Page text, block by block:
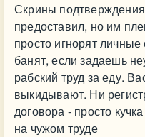
Скрины
предоставил, но им
просто игнорят
банят, если задаешь
рабский труд за еду.
выкидывают. Ни
договора - просто
на чужом труде